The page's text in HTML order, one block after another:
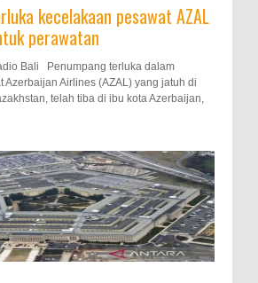
kecelakaan pesawat AZAL
perawatan
Bali Penumpang terluka dalam
Azerbaijan Airlines (AZAL) yang jatuh di
telah tiba di ibu kota Azerbaijan,